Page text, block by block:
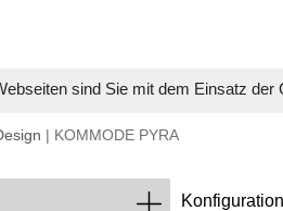
sind Sie mit dem Einsatz der
| KOMMODE PYRA
Konfiguration